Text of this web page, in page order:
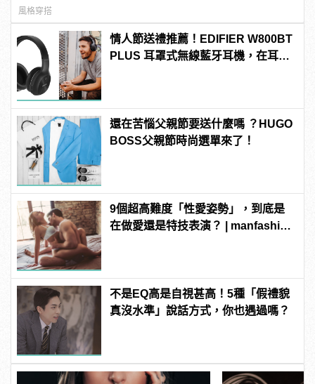
風格穿搭
情人節送禮推薦！EDIFIER W800BT
PLUS 耳罩式無線藍牙耳機，在耳邊
還在苦惱父親節要送什麼嗎 ？HUGO
BOSS父親節時尚選單來了！
9個超高難度「性愛姿勢」，到底是
在做愛還是特技表演？ | manfashion
不是EQ高是自視甚高！5種「假禮貌
真沒水準」說話方式，你也遇過嗎？